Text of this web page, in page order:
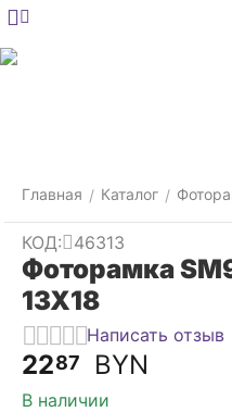
Главная / Каталог /
КОД: 46313
Фоторамка
13X18
Написать отзыв
2287 BYN
В наличии